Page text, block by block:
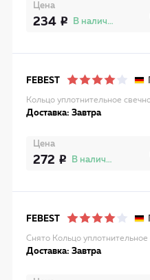
Цена
234 В наличии
FEBEST
Кольцо уплотнительное
Доставка: Завтра
Цена
272 В наличии
FEBEST
Снято Кольцо
Доставка: Завтра